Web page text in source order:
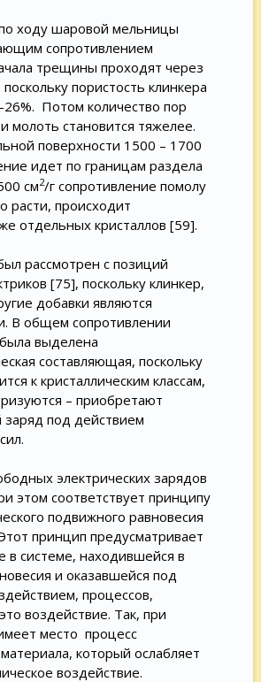
ходу шаровой мельницы
сопротивлением
трещины проходят через
пористость клинкера
Потом количество пор
молоть становится тяжелее.
поверхности 1500 – 1700
идет по границам раздела
см2/г сопротивление помолу
расти, происходит
отдельных кристаллов [59].
рассмотрен с позиций
[75], поскольку клинкер,
добавки являются
В общем сопротивлении
выделена
составляющая, поскольку
к кристаллическим классам,
– приобретают
заряд под действием
электрических зарядов
этом соответствует принципу
подвижного равновесия
принцип предусматривает
в системе, находившейся в
и оказавшейся под
процессов,
воздействие. Так, при
место процесс
который ослабляет
воздействие.